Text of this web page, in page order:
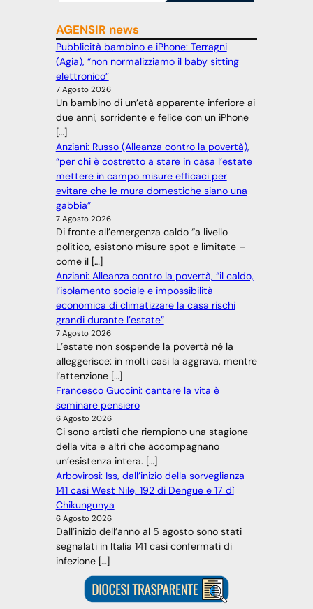
AGENSIR news
Pubblicità bambino e iPhone: Terragni
(Agia), “non normalizziamo il baby sitting
elettronico”
7 Agosto 2026
Un bambino di un’età apparente inferiore ai
due anni, sorridente e felice con un iPhone
[…]
Anziani: Russo (Alleanza contro la povertà),
“per chi è costretto a stare in casa l’estate
mettere in campo misure efficaci per
evitare che le mura domestiche siano una
gabbia”
7 Agosto 2026
Di fronte all’emergenza caldo “a livello
politico, esistono misure spot e limitate –
come il […]
Anziani: Alleanza contro la povertà, “il caldo,
l’isolamento sociale e impossibilità
economica di climatizzare la casa rischi
grandi durante l’estate”
7 Agosto 2026
L’estate non sospende la povertà né la
alleggerisce: in molti casi la aggrava, mentre
l’attenzione […]
Francesco Guccini: cantare la vita è
seminare pensiero
6 Agosto 2026
Ci sono artisti che riempiono una stagione
della vita e altri che accompagnano
un’esistenza intera. […]
Arbovirosi: Iss, dall’inizio della sorveglianza
141 casi West Nile, 192 di Dengue e 17 dì
Chikungunya
6 Agosto 2026
Dall’inizio dell’anno al 5 agosto sono stati
segnalati in Italia 141 casi confermati di
infezione […]